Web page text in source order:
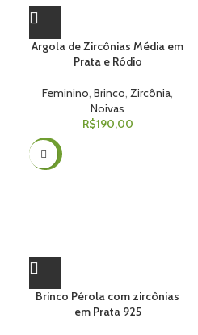
Argola de Zircônias Média em
Prata e Ródio
Feminino, Brinco, Zircônia,
Noivas
R$190,00
-30%
Brinco Pérola com zircônias
em Prata 925